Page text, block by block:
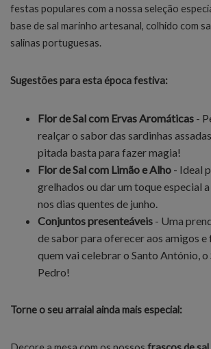
festas populares com a nossa seleção
base de sal marinho artesanal, colhido com
salinas portuguesas.
Sugestões para esta época festiva:
Flor de Sal com Ervas Aromáticas -
realçar o sabor das sardinhas
pitada basta para fazer magia!
Flor de Sal com Limão e Alho - Ideal
grelhados ou dar um toque especial
nos dias quentes de junho.
Conjuntos presenteáveis - Uma
de sabor para oferecer aos amigos
quem vai celebrar o Santo António, o
Pedro!
Torne o seu arraial ainda mais especial: